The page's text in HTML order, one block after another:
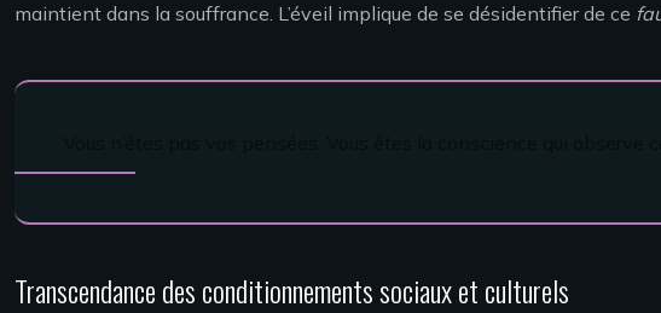
maintient dans la souffrance. L’éveil implique de se désidentifier de ce
Transcendance des conditionnements sociaux et culturels